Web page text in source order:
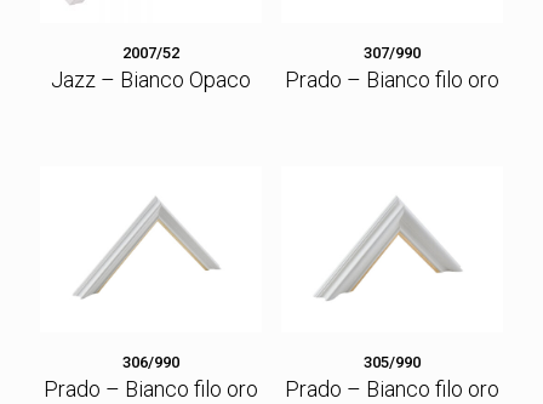
2007/52
Jazz – Bianco Opaco
307/990
Prado – Bianco filo oro
306/990
Prado – Bianco filo oro
305/990
Prado – Bianco filo oro